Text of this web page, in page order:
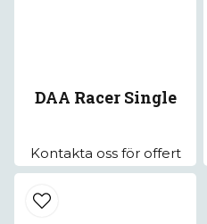
DAA Racer Single
Kontakta oss för offert